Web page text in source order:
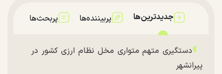
جدیدترین‌ها پربیننده‌ها پربحث‌ها
دستگیری متهم متواری مخل نظام ارزی کشور در
پیرانشهر